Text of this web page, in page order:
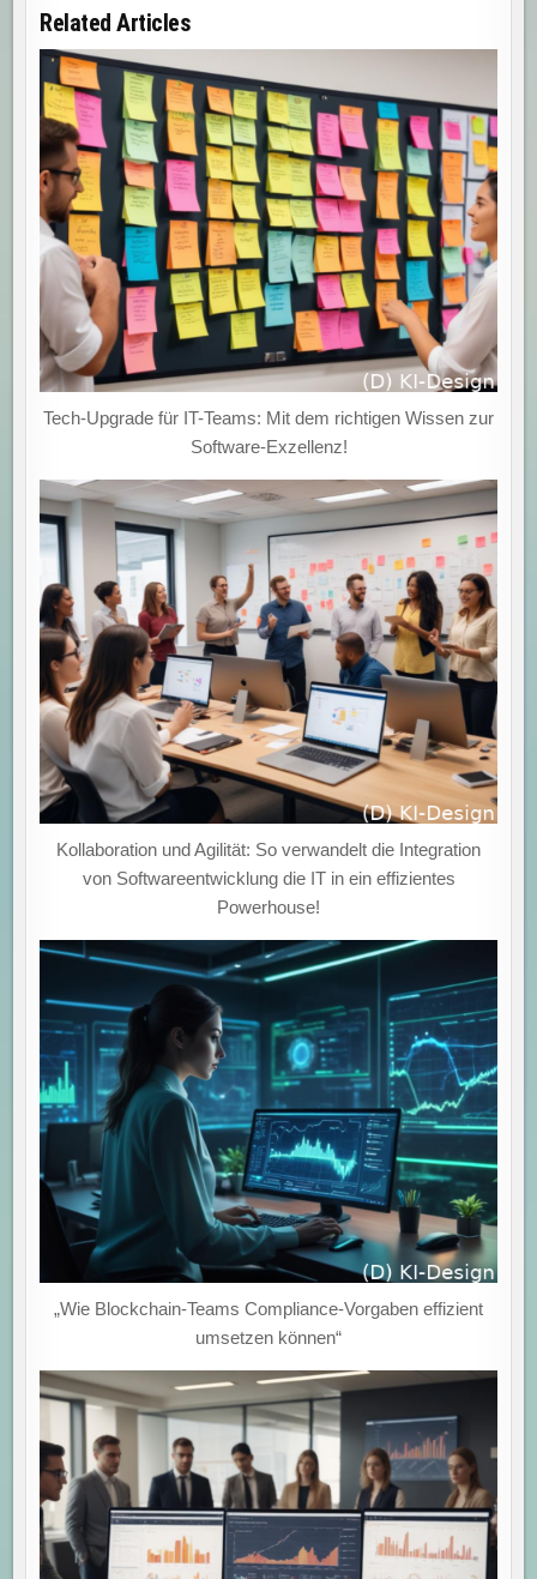
Related Articles
Tech-Upgrade für IT-Teams: Mit dem richtigen Wissen zur
Software-Exzellenz!
Kollaboration und Agilität: So verwandelt die Integration
von Softwareentwicklung die IT in ein effizientes
Powerhouse!
„Wie Blockchain-Teams Compliance-Vorgaben effizient
umsetzen können“